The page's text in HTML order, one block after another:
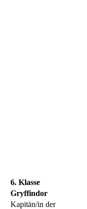
6. Klasse
Gryffindor
Kapitän/in der